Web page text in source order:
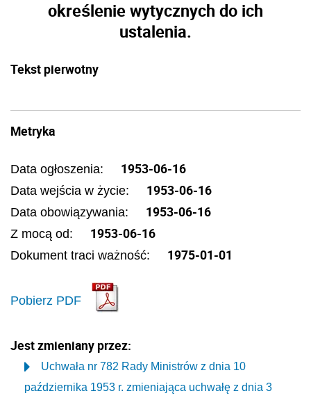
określenie wytycznych do ich
ustalenia.
Tekst pierwotny
Metryka
Data ogłoszenia: 1953-06-16
Data wejścia w życie: 1953-06-16
Data obowiązywania: 1953-06-16
Z mocą od: 1953-06-16
Dokument traci ważność: 1975-01-01
Pobierz PDF
Jest zmieniany przez:
Uchwała nr 782 Rady Ministrów z dnia 10
października 1953 r. zmieniająca uchwałę z dnia 3